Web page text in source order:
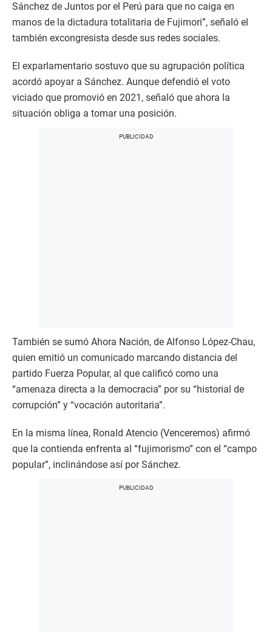
Sánchez de Juntos por el Perú para que no caiga en
manos de la dictadura totalitaria de Fujimori”, señaló el
también excongresista desde sus redes sociales.
El exparlamentario sostuvo que su agrupación política
acordó apoyar a Sánchez. Aunque defendió el voto
viciado que promovió en 2021, señaló que ahora la
situación obliga a tomar una posición.
También se sumó Ahora Nación, de Alfonso López-Chau,
quien emitió un comunicado marcando distancia del
partido Fuerza Popular, al que calificó como una
“amenaza directa a la democracia” por su “historial de
corrupción” y “vocación autoritaria”.
En la misma línea, Ronald Atencio (Venceremos) afirmó
que la contienda enfrenta al “fujimorismo” con el “campo
popular”, inclinándose así por Sánchez.